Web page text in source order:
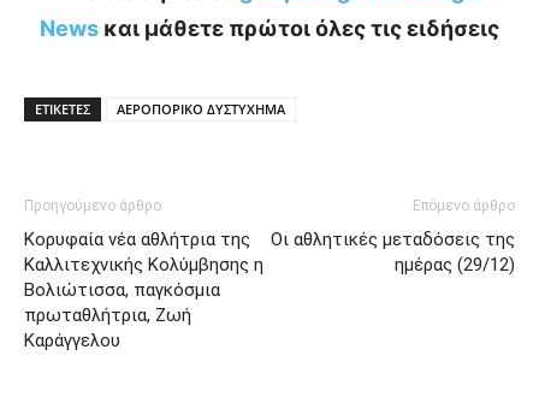
News και μάθετε πρώτοι όλες τις ειδήσεις
ΕΤΙΚΕΤΕΣ ΑΕΡΟΠΟΡΙΚΟ ΔΥΣΤΥΧΗΜΑ
Προηγούμενο άρθρο
Κορυφαία νέα αθλήτρια της
Καλλιτεχνικής Κολύμβησης η
Βολιώτισσα, παγκόσμια
πρωταθλήτρια, Ζωή
Καράγγελου
Επόμενο άρθρο
Οι αθλητικές μεταδόσεις της
ημέρας (29/12)